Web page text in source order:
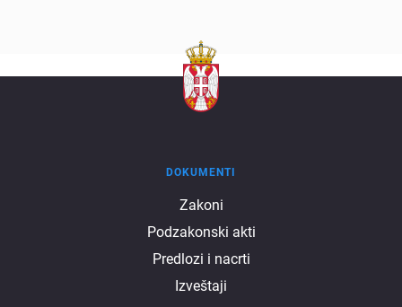
DOKUMENTI
Zakoni
Podzakonski akti
Predlozi i nacrti
Izveštaji